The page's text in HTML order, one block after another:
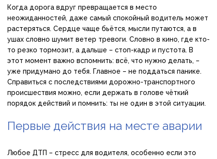
Когда дорога вдруг превращается в место
неожиданностей, даже самый спокойный водитель может
растеряться. Сердце чаще бьётся, мысли путаются, а в
ушах словно шумит ветер тревоги. Словно в кино, где кто-
то резко тормозит, а дальше – стоп-кадр и пустота. В
этот момент важно вспомнить: всё, что нужно делать, –
уже придумано до тебя. Главное – не поддаться панике.
Справиться с последствиями дорожно-транспортного
происшествия можно, если держать в голове чёткий
порядок действий и помнить: ты не один в этой ситуации.
Первые действия на месте аварии
Любое ДТП – стресс для водителя, особенно если это